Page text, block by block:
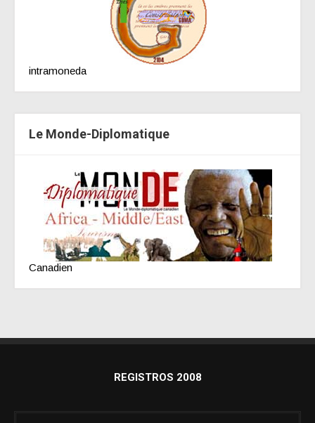
intramoneda
Le Monde-Diplomatique
Canadien
REGISTROS 2008